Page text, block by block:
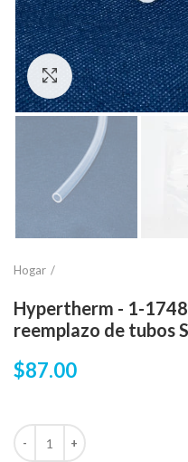
Click para agrandar
Hogar
Hypertherm - 1-
reemplazo de tubos
$87.00